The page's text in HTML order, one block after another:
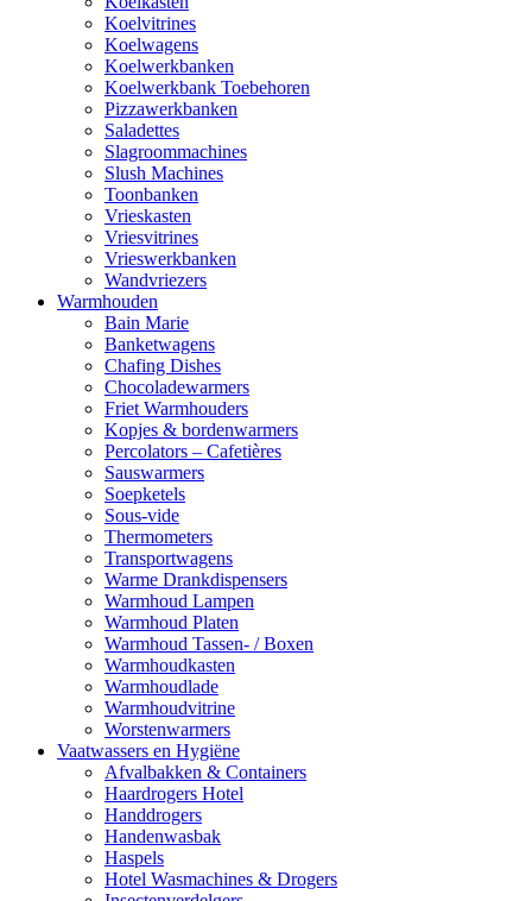
Koelvitrines
Koelwagens
Koelwerkbanken
Koelwerkbank Toebehoren
Pizzawerkbanken
Saladettes
Slagroommachines
Slush Machines
Toonbanken
Vrieskasten
Vriesvitrines
Vrieswerkbanken
Wandvriezers
Warmhouden
Bain Marie
Banketwagens
Chafing Dishes
Chocoladewarmers
Friet Warmhouders
Kopjes & bordenwarmers
Percolators – Cafetières
Sauswarmers
Soepketels
Sous-vide
Thermometers
Transportwagens
Warme Drankdispensers
Warmhoud Lampen
Warmhoud Platen
Warmhoud Tassen- / Boxen
Warmhoudkasten
Warmhoudlade
Warmhoudvitrine
Worstenwarmers
Vaatwassers en Hygiëne
Afvalbakken & Containers
Haardrogers Hotel
Handdrogers
Handenwasbak
Haspels
Hotel Wasmachines & Drogers